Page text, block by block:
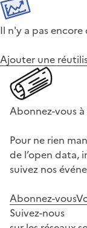
Il n'y a pas
Ajouter une
Abonnez-vous
Pour ne rien
de l’open data,
suivez nos
Abonnez-vous
Suivez-nous